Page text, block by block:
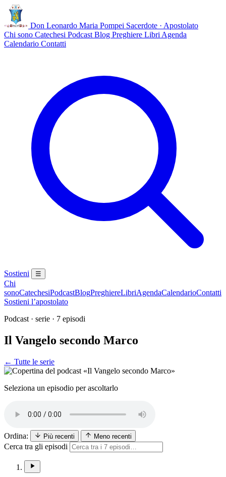
Don Leonardo Maria Pompei Sacerdote · Apostolato
Chi sono Catechesi Podcast Blog Preghiere Libri Agenda
Calendario Contatti
Sostieni ☰
Chi
sonoCatechesiPodcastBlogPreghiereLibriAgendaCalendarioContatti
Sostieni l’apostolato
Podcast · serie · 7 episodi
Il Vangelo secondo Marco
← Tutte le serie
Seleziona un episodio per ascoltarlo
Ordina: Più recenti Meno recenti
Cerca tra gli episodi